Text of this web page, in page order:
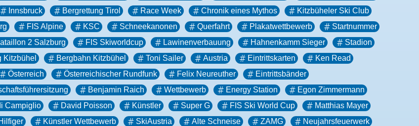
Innsbruck Bergrettung Tirol Race Week Chronik eines Mythos
Kitzbüheler Ski Club
FIS Alpine KSC Schneekanonen Querfahrt Plakatwettbewerb
Startnummer
2 Salzburg FIS Skiworldcup Lawinenverbauung Hahnenkamm Sieger
Stadion
Kitzbühel Bergbahn Kitzbühel Toni Sailer Austria Eintrittskarten
Ken Read
Österreich Österreichischer Rundfunk Felix Neureuther
Eintrittsbänder
Benjamin Raich Wettbewerb Energy Station
Egon Zimmermann
Campiglio David Poisson Künstler Super G FIS Ski World Cup
Matthias Mayer
Künstler Wettbewerb SkiAustria Alte Schneise ZAMG
Neujahrsfeuerwerk